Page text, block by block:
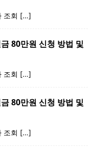
조회 […]
80만원 신청 방법 및
조회 […]
80만원 신청 방법 및
조회 […]